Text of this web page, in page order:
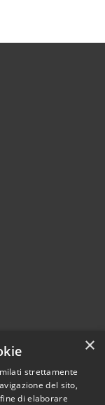
© 2026 • Comune di
• Powered by
×
strettamente
del sito,
di elaborare